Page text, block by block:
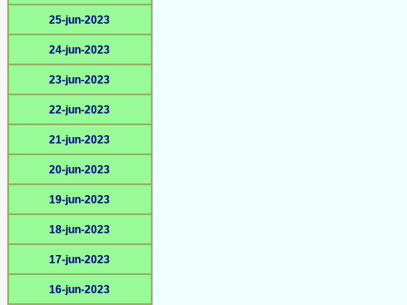
25-jun-2023
24-jun-2023
23-jun-2023
22-jun-2023
21-jun-2023
20-jun-2023
19-jun-2023
18-jun-2023
17-jun-2023
16-jun-2023